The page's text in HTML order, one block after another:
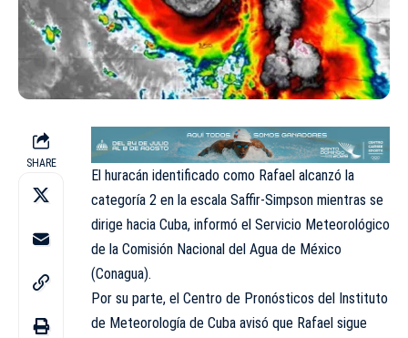
SHARE
El huracán identificado como Rafael alcanzó la
categoría 2 en la escala Saffir-Simpson mientras se
dirige hacia Cuba, informó el Servicio Meteorológico
de la Comisión Nacional del Agua de México
(Conagua).
Por su parte, el Centro de Pronósticos del Instituto
de Meteorología de Cuba avisó que Rafael sigue